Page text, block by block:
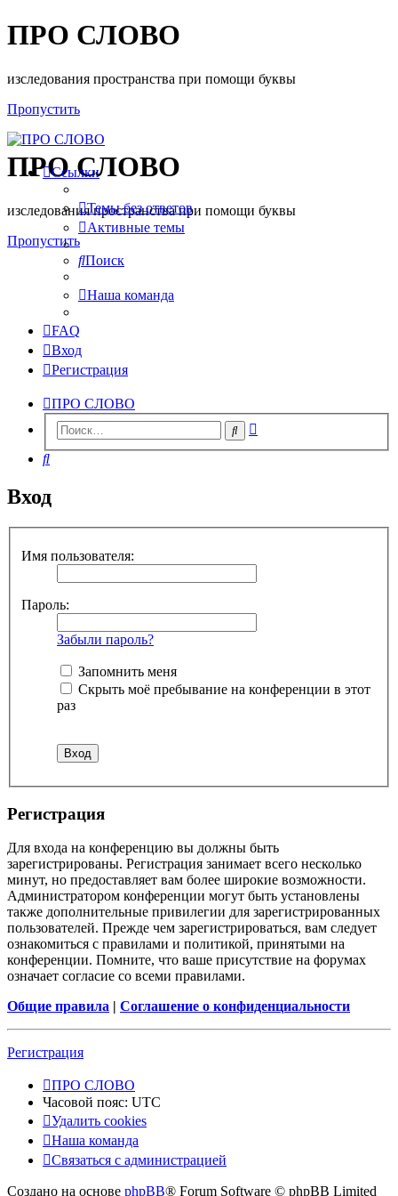
ПРО СЛОВО
изследования пространства при помощи буквы
Пропустить
ПРО СЛОВО
изследования пространства при помощи буквы
Пропустить
Ссылки
Темы без ответов
Активные темы
Поиск
Наша команда
FAQ
Вход
Регистрация
ПРО СЛОВО
Поиск
Поиск
Вход
Имя пользователя:
Пароль:
Забыли пароль?
Запомнить меня
Скрыть моё пребывание на конференции в этот
раз
Регистрация
Для входа на конференцию вы должны быть
зарегистрированы. Регистрация занимает всего несколько
минут, но предоставляет вам более широкие возможности.
Администратором конференции могут быть установлены
также дополнительные привилегии для зарегистрированных
пользователей. Прежде чем зарегистрироваться, вам следует
ознакомиться с правилами и политикой, принятыми на
конференции. Помните, что ваше присутствие на форумах
означает согласие со всеми правилами.
Общие правила | Соглашение о конфиденциальности
Регистрация
ПРО СЛОВО
Часовой пояс: UTC
Удалить cookies
Наша команда
Связаться с администрацией
Создано на основе phpBB® Forum Software © phpBB Limited